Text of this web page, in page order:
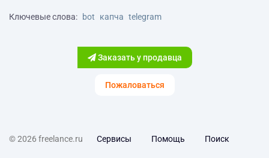
Ключевые слова: bot капча telegram
Заказать у продавца
Пожаловаться
© 2026 freelance.ru Сервисы Помощь Поиск